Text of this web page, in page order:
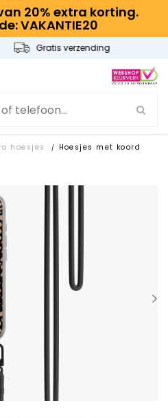
20% extra korting.
VAKANTIE20
verzending
hoesjes / Hoesjes met koord